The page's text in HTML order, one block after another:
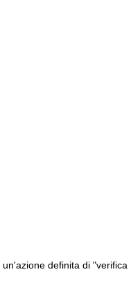
definita di "verifica